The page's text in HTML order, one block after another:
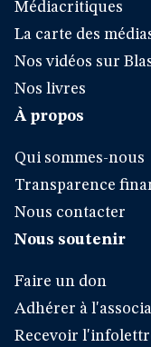
Médiacritiques
La carte des
Nos vidéos sur
Nos livres
À propos
Qui sommes-nous
Transparence
Nous contacter
Nous soutenir
Faire un don
Adhérer à
Recevoir